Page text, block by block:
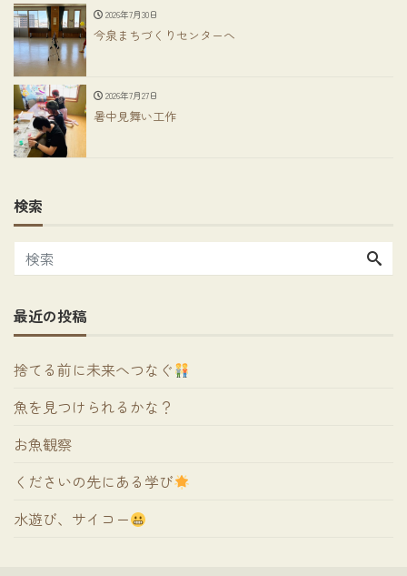
2026年7月30日
今泉まちづくりセンターへ
2026年7月27日
暑中見舞い工作
検索
最近の投稿
捨てる前に未来へつなぐ
魚を見つけられるかな？
お魚観察
くださいの先にある学び
水遊び、サイコー